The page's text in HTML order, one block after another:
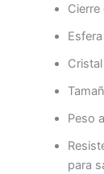
Peso
para